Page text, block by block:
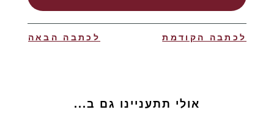
לכתבה הקודמת לכתבה הבאה
אולי תתעניינו גם ב...